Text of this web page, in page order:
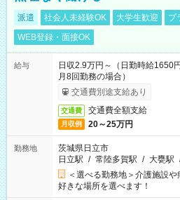
派遣 社会人未経験OK 大学生歓迎
ブ
WEB登録・面接OK
給与
日収2.9万円～（日勤時給
月8回勤務の場合）
交通費別途支給あり
交通費 交通費全額支給
月収例 20～25万円
勤務地
茨城県日立市
日立駅 / 常陸多賀駅 / 大甕駅
＜選べる勤務地＞介護施設
好きな場所を選べます！